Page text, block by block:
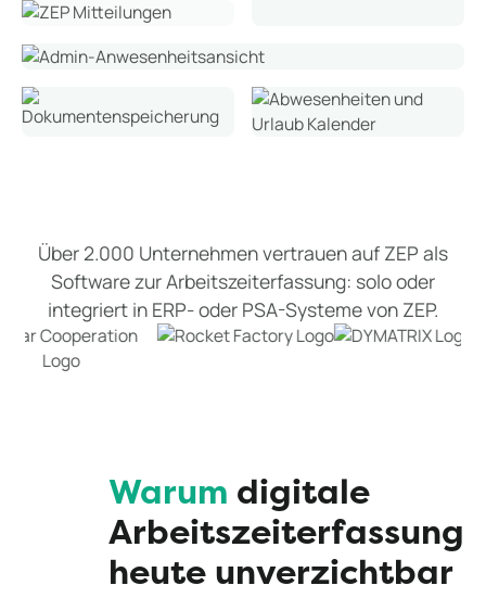
Über 2.000 Unternehmen vertrauen auf ZEP als
Software zur Arbeitszeiterfassung: solo oder
integriert in ERP- oder PSA-Systeme von ZEP.
Warum digitale
Arbeitszeiterfassung
heute unverzichtbar